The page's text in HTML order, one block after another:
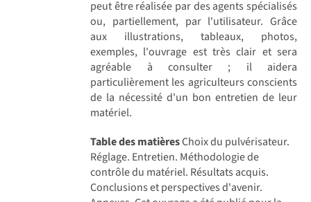
peut être réalisée par des agents spécialisés
ou, partiellement, par l'utilisateur. Grâce
aux illustrations, tableaux, photos,
exemples, l'ouvrage est très clair et sera
agréable à consulter ; il aidera
particulièrement les agriculteurs conscients
de la nécessité d'un bon entretien de leur
matériel.
Table des matièresChoix du pulvérisateur.
Réglage. Entretien. Méthodologie de
contrôle du matériel. Résultats acquis.
Conclusions et perspectives d'avenir.